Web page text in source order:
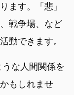
ます。「悲」
戦争場、など
動できます。
うな人間関係を
もしれませ